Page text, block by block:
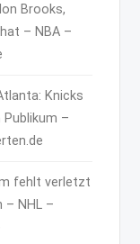
Brooks,
– NBA –
Knicks
–
fehlt verletzt
– NHL –